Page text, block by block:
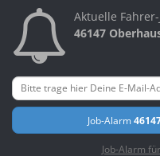
Aktuelle
46147
Job-Alarm
Job-Alarm